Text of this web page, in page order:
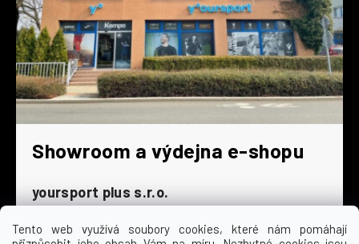
Tento web využívá soubory cookies, které nám pomáhají
Showroom a výdejna e-shopu
yoursport plus s.r.o.
Dyjská 845/4
196 00 Praha 9 - Čakovice